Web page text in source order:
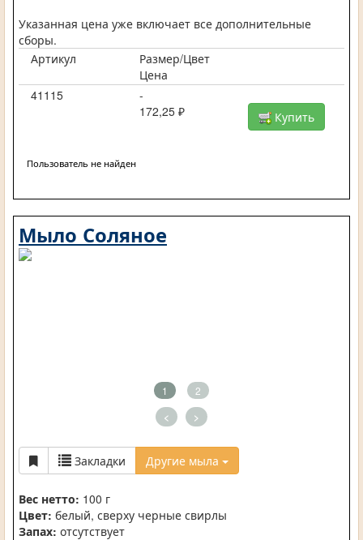
Указанная цена уже включает все дополнительные
сборы.
Артикул
Размер/Цвет
Цена
41115
-
172,25 ₽
Купить
Пользователь не найден
Мыло Соляное
1 2
< >
Закладки Другие мыла
Вес нетто: 100 г
Цвет: белый, сверху черные свирлы
Запах: отсутствует